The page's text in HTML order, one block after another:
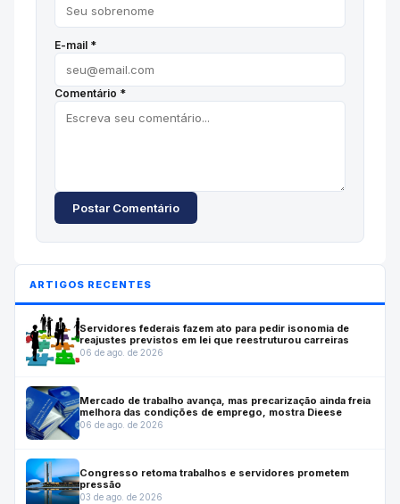
E-mail *
Comentário *
Postar Comentário
ARTIGOS RECENTES
Servidores federais fazem ato para pedir isonomia de
reajustes previstos em lei que reestruturou carreiras
06 de ago. de 2026
Mercado de trabalho avança, mas precarização ainda freia
melhora das condições de emprego, mostra Dieese
06 de ago. de 2026
Congresso retoma trabalhos e servidores prometem
pressão
03 de ago. de 2026